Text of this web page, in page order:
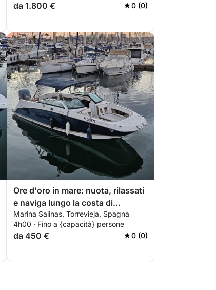
da 1.800 € 0 (0)
Ore d'oro in mare: nuota, rilassati
e naviga lungo la costa di
Torrevieja
Marina Salinas, Torrevieja, Spagna
4h00 · Fino a {capacità} persone
da 450 € 0 (0)